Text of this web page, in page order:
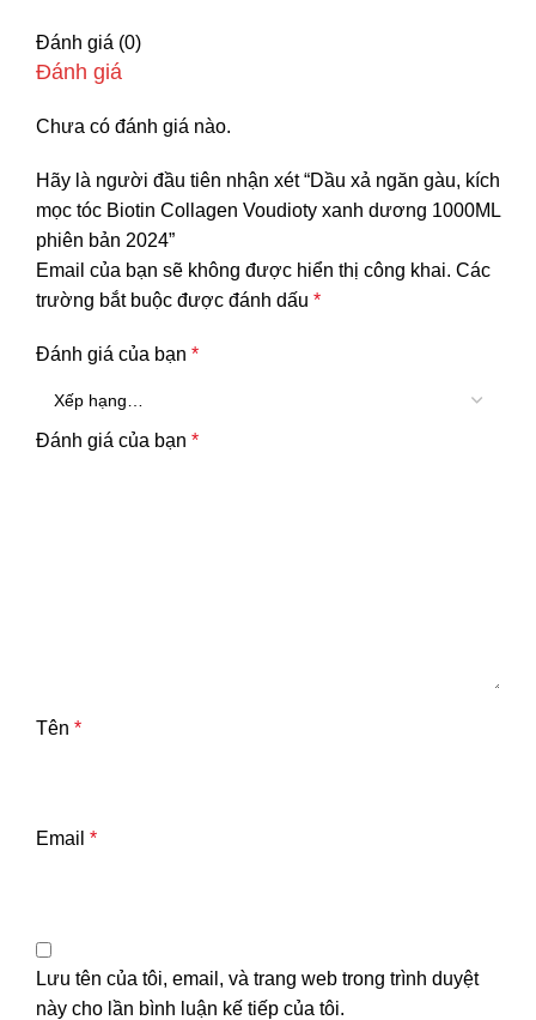
Đánh giá (0)
Đánh giá
Chưa có đánh giá nào.
Hãy là người đầu tiên nhận xét “Dầu xả ngăn gàu, kích
mọc tóc Biotin Collagen Voudioty xanh dương 1000ML
phiên bản 2024”
Email của bạn sẽ không được hiển thị công khai. Các
trường bắt buộc được đánh dấu *
Đánh giá của bạn *
Đánh giá của bạn *
Tên *
Email *
Lưu tên của tôi, email, và trang web trong trình duyệt
này cho lần bình luận kế tiếp của tôi.